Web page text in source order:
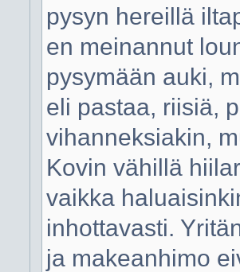
pysyn hereillä
en meinannut
pysymään auki,
eli pastaa, riisiä,
vihanneksiakin,
Kovin vähillä
vaikka
inhottavasti.
ja makeanhimo